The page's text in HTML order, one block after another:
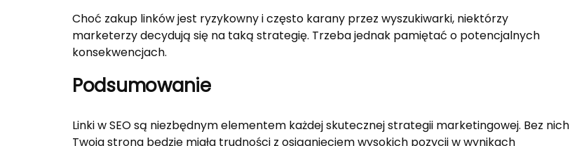
Choć zakup linków jest ryzykowny i często karany przez wyszukiwarki, niektórzy
marketerzy decydują się na taką strategię. Trzeba jednak pamiętać o potencjalnych
konsekwencjach.
Podsumowanie
Linki w SEO są niezbędnym elementem każdej skutecznej strategii marketingowej. Bez nich
Twoja strona będzie miała trudności z osiągnięciem wysokich pozycji w wynikach